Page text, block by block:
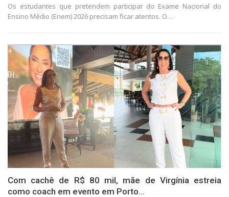
Os estudantes que pretendem participar do Exame Nacional do
Ensino Médio (Enem) 2026 precisam ficar atentos. O…
Com cachê de R$ 80 mil, mãe de Virgínia estreia
como coach em evento em Porto…